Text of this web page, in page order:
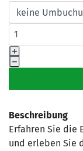
Beschreibung
Erfahren Sie die
und erleben Sie